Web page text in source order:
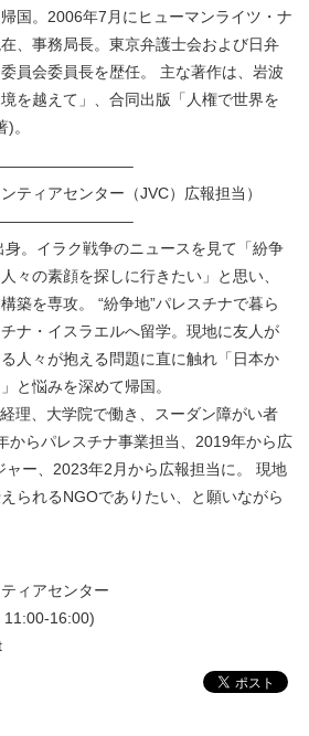
国。2006年7月にヒューマンライツ・ナ
、事務局長。東京弁護士会および日弁
員会委員長を歴任。 主な著作は、岩波
を越えて」、合同出版「人権で世界を
。
ティアセンター（JVC）広報担当）
。イラク戦争のニュースを見て「紛争
々の素顔を探しに行きたい」と思い、
築を専攻。 “紛争地”パレスチナで暮ら
ナ・イスラエルへ留学。現地に友人が
人々が抱える問題に直に触れ「日本か
と悩みを深めて帰国。
理、大学院で働き、スーダン障がい者
からパレスチナ事業担当、2019年から広
ャー、2023年2月から広報担当に。 現地
られるNGOでありたい、と願いながら
ィアセンター
11:00-16:00)